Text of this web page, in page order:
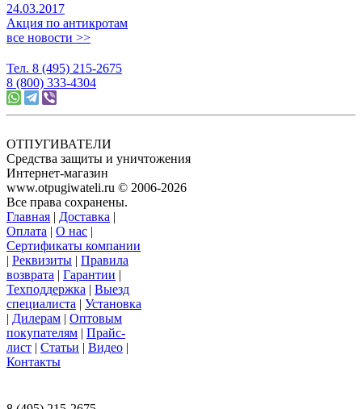
24.03.2017
Акция по антикротам
все новости >>
Тел. 8 (495) 215-2675
8 (800) 333-4304
ОТПУГИВАТЕЛИ
Средства защиты и уничтожения
Интернет-магазин
www.otpugiwateli.ru © 2006-2026
Все права сохранены.
Главная | Доставка |
Оплата | О нас |
Сертификаты компании
| Реквизиты | Правила
возврата | Гарантии |
Техподдержка | Выезд
специалиста | Установка
| Дилерам | Оптовым
покупателям | Прайс-
лист | Статьи | Видео |
Контакты